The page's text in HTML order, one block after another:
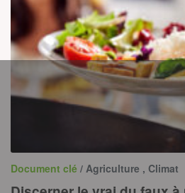
Document clé / Agriculture , Climat